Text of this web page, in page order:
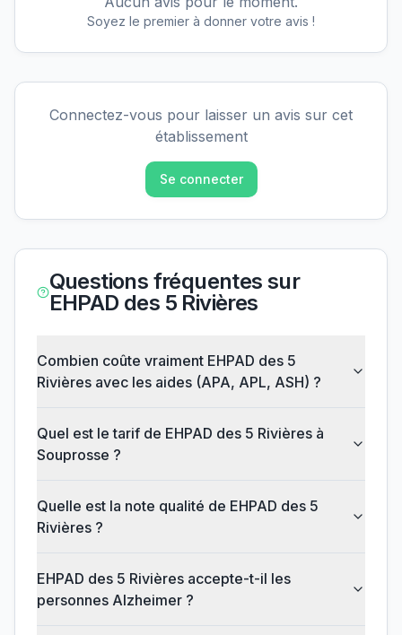
Soyez le premier à donner votre avis !
Connectez-vous pour laisser un avis sur cet
établissement
Se connecter
Questions fréquentes sur
EHPAD des 5 Rivières
Combien coûte vraiment EHPAD des 5
Rivières avec les aides (APA, APL, ASH) ?
Quel est le tarif de EHPAD des 5 Rivières à
Souprosse ?
Quelle est la note qualité de EHPAD des 5
Rivières ?
EHPAD des 5 Rivières accepte-t-il les
personnes Alzheimer ?